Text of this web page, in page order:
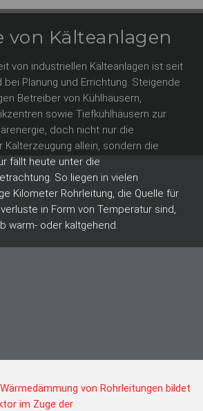
von Kälteanlagen
von industriellen Kälteanlagen ist seit
Planung und Errichtung. Steigende
Betreiber von Kühlhäusern,
sowie Tiefkühlhäusern zur
doch nicht nur die
allein, sondern die
fällt heute unter die
So liegen in vielen
Kilometer Rohrleitung, die Quelle für
in Form von Temperatur sind,
warm- oder kaltgehend.
von Rohrleitungen bildet
im Zuge der